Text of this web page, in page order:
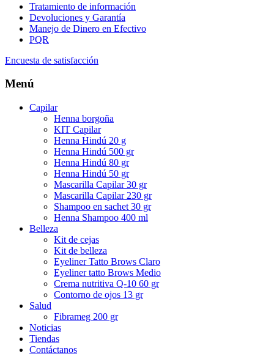
Tratamiento de información
Devoluciones y Garantía
Manejo de Dinero en Efectivo
PQR
Encuesta de satisfacción
Menú
Capilar
Henna borgoña
KIT Capilar
Henna Hindú 20 g
Henna Hindú 500 gr
Henna Hindú 80 gr
Henna Hindú 50 gr
Mascarilla Capilar 30 gr
Mascarilla Capilar 230 gr
Shampoo en sachet 30 gr
Henna Shampoo 400 ml
Belleza
Kit de cejas
Kit de belleza
Eyeliner Tatto Brows Claro
Eyeliner tatto Brows Medio
Crema nutritiva Q-10 60 gr
Contorno de ojos 13 gr
Salud
Fibrameg 200 gr
Noticias
Tiendas
Contáctanos